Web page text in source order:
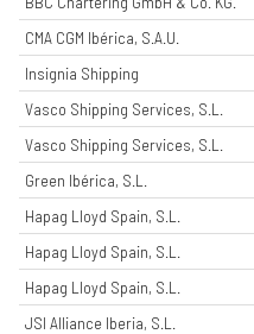
CMA CGM Ibérica, S.A.U.
Insignia Shipping
Vasco Shipping Services, S.L.
Vasco Shipping Services, S.L.
Green Ibérica, S.L.
Hapag Lloyd Spain, S.L.
Hapag Lloyd Spain, S.L.
Hapag Lloyd Spain, S.L.
JSI Alliance Iberia, S.L.